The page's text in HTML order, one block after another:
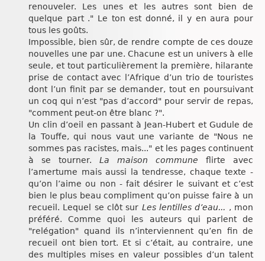
renouveler. Les unes et les autres sont bien de
quelque part ." Le ton est donné, il y en aura pour
tous les goûts.
Impossible, bien sûr, de rendre compte de ces douze
nouvelles une par une. Chacune est un univers à elle
seule, et tout particulièrement la première, hilarante
prise de contact avec l’Afrique d’un trio de touristes
dont l’un finit par se demander, tout en poursuivant
un coq qui n’est "pas d’accord" pour servir de repas,
"comment peut-on être blanc ?".
Un clin d’oeil en passant à Jean-Hubert et Gudule de
la Touffe, qui nous vaut une variante de "Nous ne
sommes pas racistes, mais..." et les pages continuent
à se tourner. La maison commune flirte avec
l’amertume mais aussi la tendresse, chaque texte -
qu’on l’aime ou non - fait désirer le suivant et c’est
bien le plus beau compliment qu’on puisse faire à un
recueil. Lequel se clôt sur Les lentilles d’eau... , mon
préféré. Comme quoi les auteurs qui parlent de
"relégation" quand ils n’interviennent qu’en fin de
recueil ont bien tort. Et si c’était, au contraire, une
des multiples mises en valeur possibles d’un talent